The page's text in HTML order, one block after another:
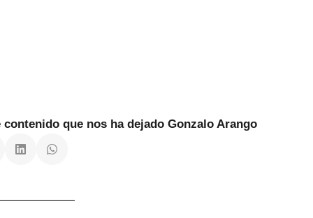
que nos ha dejado Gonzalo Arango